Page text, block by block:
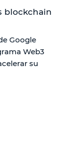
blockchain
Google
Web3
su